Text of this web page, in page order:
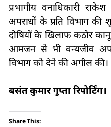
प्रभागीय वनाधिकारी
अपराधों के प्रति विभाग की
दोषियों के खिलाफ कठोर
आमजन से भी वन्यजीव
विभाग को देने की अपील की।
बसंत कुमार गुप्ता रिपोर्टिंग।
Share This: